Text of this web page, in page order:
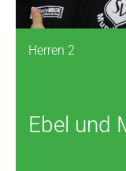
Herren 2
Ebel und